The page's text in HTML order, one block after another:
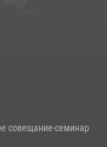
совещание-семинар